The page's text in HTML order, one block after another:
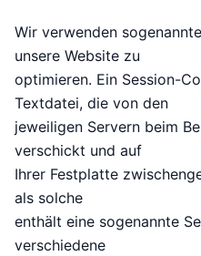
Wir verwenden
unsere Website zu
optimieren. Ein Session-
Textdatei, die von den
jeweiligen Servern beim
verschickt und auf
Ihrer Festplatte
als solche
enthält eine sogenannte
verschiedene